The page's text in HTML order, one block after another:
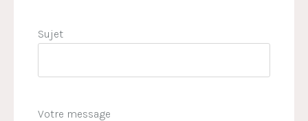
Sujet
Votre message